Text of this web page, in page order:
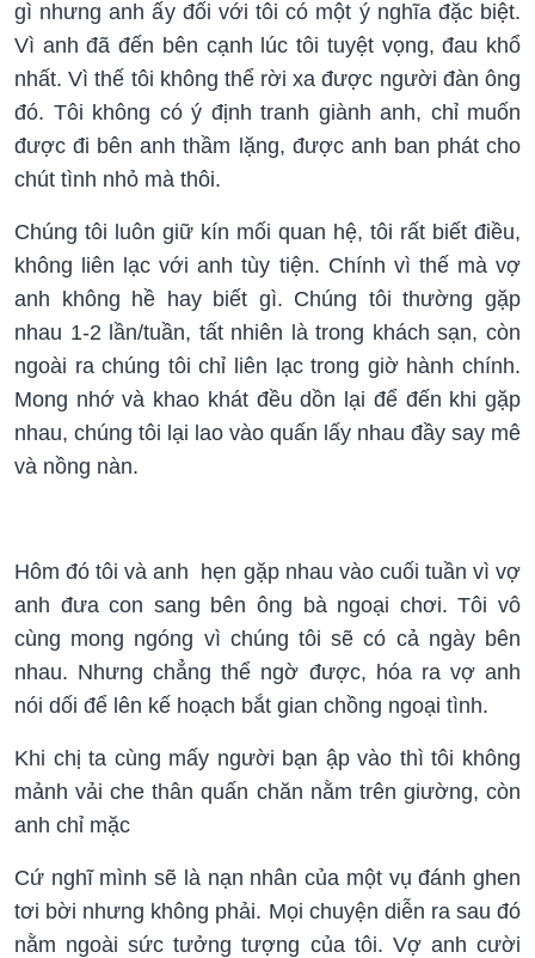
gì nhưng anh ấy đối với tôi có một ý nghĩa đặc biệt.
Vì anh đã đến bên cạnh lúc tôi tuyệt vọng, đau khổ
nhất. Vì thế tôi không thể rời xa được người đàn ông
đó. Tôi không có ý định tranh giành anh, chỉ muốn
được đi bên anh thầm lặng, được anh ban phát cho
chút tình nhỏ mà thôi.
Chúng tôi luôn giữ kín mối quan hệ, tôi rất biết điều,
không liên lạc với anh tùy tiện. Chính vì thế mà vợ
anh không hề hay biết gì. Chúng tôi thường gặp
nhau 1-2 lần/tuần, tất nhiên là trong khách sạn, còn
ngoài ra chúng tôi chỉ liên lạc trong giờ hành chính.
Mong nhớ và khao khát đều dồn lại để đến khi gặp
nhau, chúng tôi lại lao vào quấn lấy nhau đầy say mê
và nồng nàn.
Hôm đó tôi và anh hẹn gặp nhau vào cuối tuần vì vợ
anh đưa con sang bên ông bà ngoại chơi. Tôi vô
cùng mong ngóng vì chúng tôi sẽ có cả ngày bên
nhau. Nhưng chẳng thể ngờ được, hóa ra vợ anh
nói dối để lên kế hoạch bắt gian chồng ngoại tình.
Khi chị ta cùng mấy người bạn ập vào thì tôi không
mảnh vải che thân quấn chăn nằm trên giường, còn
anh chỉ mặc
Cứ nghĩ mình sẽ là nạn nhân của một vụ đánh ghen
tơi bời nhưng không phải. Mọi chuyện diễn ra sau đó
nằm ngoài sức tưởng tượng của tôi. Vợ anh cười